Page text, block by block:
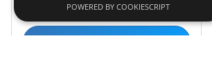
austauschenPOWERED BY COOKIESCRIPT